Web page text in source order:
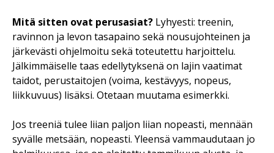
Mitä sitten ovat perusasiat? Lyhyesti: treenin,
ravinnon ja levon tasapaino sekä nousujohteinen ja
järkevästi ohjelmoitu sekä toteutettu harjoittelu.
Jälkimmäiselle taas edellytyksenä on lajin vaatimat
taidot, perustaitojen (voima, kestävyys, nopeus,
liikkuvuus) lisäksi. Otetaan muutama esimerkki.
Jos treeniä tulee liian paljon liian nopeasti, mennään
syvälle metsään, nopeasti. Yleensä vammaudutaan jo